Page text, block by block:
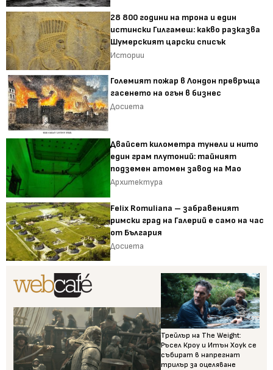
28 800 години на трона и един
истински Гилгамеш: какво разказва
Шумерският царски списък
Истории
Големият пожар в Лондон превръща
гасенето на огън в бизнес
Досиета
Двайсет километра тунели и нито
един грам плутоний: тайният
подземен атомен завод на Мао
Архитектура
Felix Romuliana – забравеният
римски град на Галерий е само на час
от България
Досиета
Трейлър на The Weight:
Ръсел Кроу и Итън Хоук се
събират в напрегнат
трилър за оцеляване